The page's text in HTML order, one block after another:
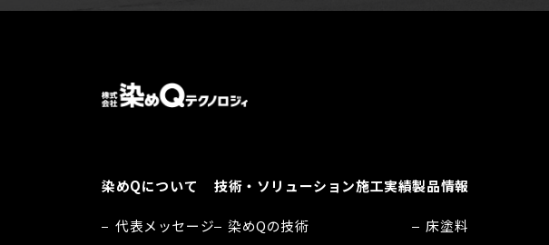
染めQについて
代表メッセージ
技術・ソリューション
染めQの技術
施工実績製品情報
床塗料